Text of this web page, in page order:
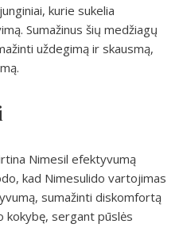
kurie sukelia
Sumažinus šių medžiagų
uždegimą ir skausmą,
Nimesil efektyvumą
kad Nimesulido vartojimas
sumažinti diskomfortą
kokybę, sergant pūslės